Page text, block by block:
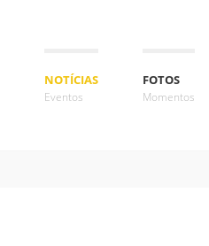
NOTÍCIAS
Eventos
FOTOS
Momentos